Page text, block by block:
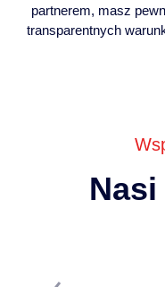
partnerem, masz
transparentnych